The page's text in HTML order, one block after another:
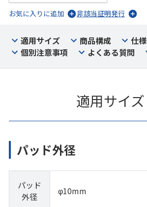
お気に入りに追加
非該当証明発行
適用サイズ 商品構成 仕様
個別注意事項
よくある質問
適用サイズ
パッド外径
パッド
外径
φ10mm